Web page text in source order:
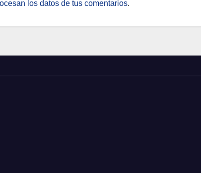
los datos de tus comentarios.